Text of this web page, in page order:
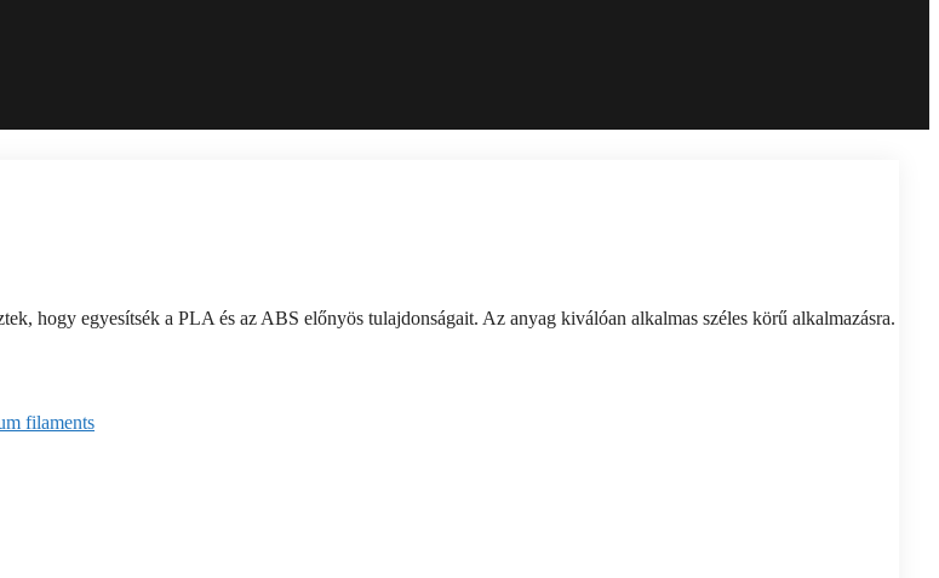
hogy egyesítsék a PLA és az ABS előnyös tulajdonságait. Az anyag kiválóan alkalmas széles körű alkalmazásra.
filaments